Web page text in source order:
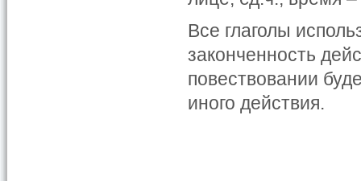
Все глаголы
законченность
повествовании
иного действия.